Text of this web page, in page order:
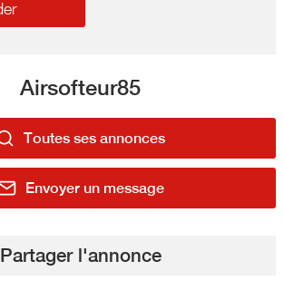
Airsofteur85
Toutes ses annonces
Envoyer un message
Partager l'annonce